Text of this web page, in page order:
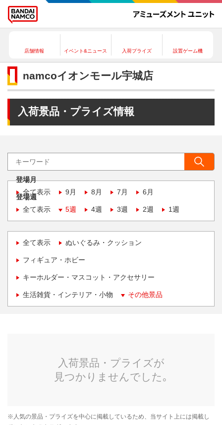
店舗情報 イベント&ニュース 入荷プライズ 設置ゲーム機
namcoイオンモール宇城店
入荷景品・プライズ情報
登場月
全て表示
9月 8月 7月 6月
登場週
全て表示
5週 4週 3週 2週 1週
全て表示 ぬいぐるみ・クッション
フィギュア・ホビー
キーホルダー・マスコット・アクセサリー
生活雑貨・インテリア・小物 その他景品